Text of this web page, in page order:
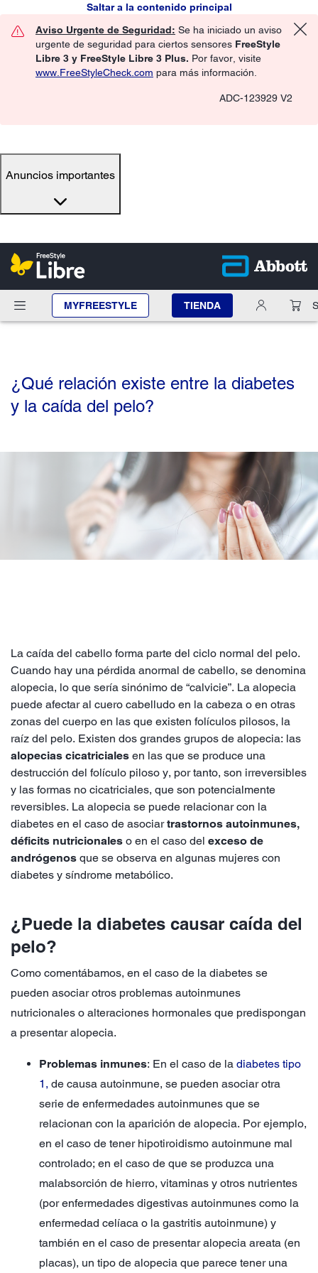
Saltar a la contenido principal
Aviso Urgente de Seguridad: Se ha iniciado un aviso
urgente de seguridad para ciertos sensores FreeStyle
Libre 3 y FreeStyle Libre 3 Plus. Por favor, visite
www.FreeStyleCheck.com para más información.
ADC-123929 V2
Anuncios importantes
MYFREESTYLE TIENDA
¿Qué relación existe entre la diabetes
y la caída del pelo?
La caída del cabello forma parte del ciclo normal del pelo.
Cuando hay una pérdida anormal de cabello, se denomina
alopecia, lo que sería sinónimo de “calvicie”. La alopecia
puede afectar al cuero cabelludo en la cabeza o en otras
zonas del cuerpo en las que existen folículos pilosos, la
raíz del pelo. Existen dos grandes grupos de alopecia: las
alopecias cicatriciales en las que se produce una
destrucción del folículo piloso y, por tanto, son irreversibles
y las formas no cicatriciales, que son potencialmente
reversibles. La alopecia se puede relacionar con la
diabetes en el caso de asociartrastornos autoinmunes,
déficits nutricionales o en el caso del exceso de
andrógenos que se observa en algunas mujeres con
diabetes y síndrome metabólico.
¿Puede la diabetes causar caída del
pelo?
Como comentábamos, en el caso de la diabetes se
pueden asociar otros problemas autoinmunes
nutricionales o alteraciones hormonales que predispongan
a presentar alopecia.
Problemas inmunes: En el caso de la diabetes tipo
1, de causa autoinmune, se pueden asociar otra
serie de enfermedades autoinmunes que se
relacionan con la aparición de alopecia. Por ejemplo,
en el caso de tener hipotiroidismo autoinmune mal
controlado; en el caso de que se produzca una
malabsorción de hierro, vitaminas y otros nutrientes
(por enfermedades digestivas autoinmunes como la
enfermedad celíaca o la gastritis autoinmune) y
también en el caso de presentar alopecia areata (en
placas), un tipo de alopecia que parece tener una